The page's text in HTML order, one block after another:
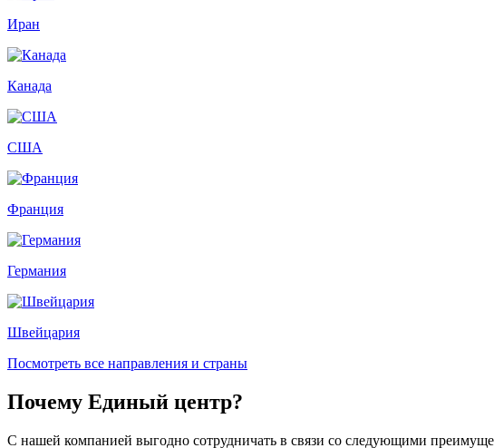
Иран
Канада
США
Франция
Германия
Швейцария
Посмотреть все направления и страны
Почему Единый центр?
С нашей компанией выгодно сотрудничать в связи со следующими